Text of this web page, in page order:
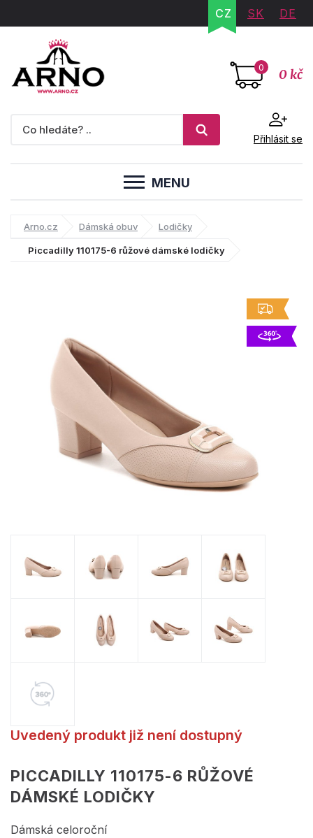
CZ SK DE
0 0 kč
Přihlásit se
MENU
Arno.cz Dámská obuv Lodičky
Piccadilly 110175-6 růžové dámské lodičky
Uvedený produkt již není dostupný
PICCADILLY 110175-6 RŮŽOVÉ
DÁMSKÉ LODIČKY
Dámská celoroční